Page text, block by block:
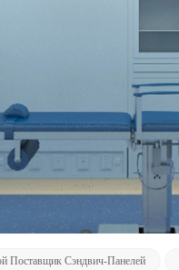
Поставщик Сэндвич-Панелей